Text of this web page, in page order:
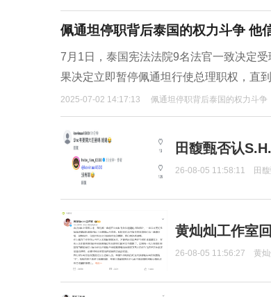
佩通坦停职背后泰国的权力斗争 他
7月1日，泰国宪法法院9名法官一致决定
果决定立即暂停佩通坦行使总理职权，直
2025-07-02 14:17:13 佩通坦停职背后泰国的权力斗争
田馥甄否认
26-08-05 11:58:11 田
黄灿灿工作室
26-08-05 11:56:27 黄